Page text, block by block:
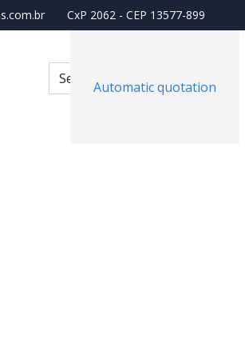
CxP 2062 - CEP 13577-899
Automatic quotation